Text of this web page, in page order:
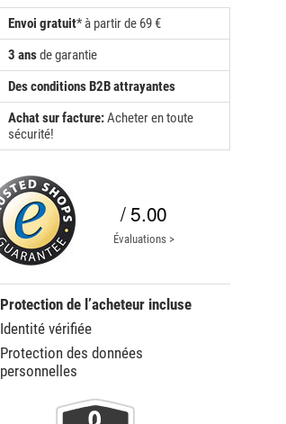
Envoi gratuit* à partir de 69 €
3 ansde garantie
Des conditions B2B attrayantes
Achat sur facture:Acheter en toute
sécurité!
/ 5.00
Évaluations >
Protection de l’acheteur incluse
Identité vérifiée
Protection des données
personnelles